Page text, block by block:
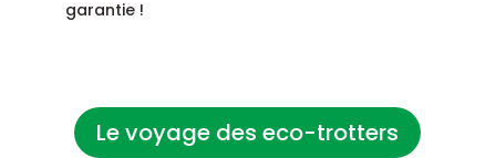
garantie !
Le voyage des eco-trotters